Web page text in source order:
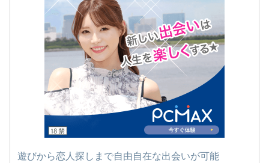
遊びから恋人探しまで自由自在な出会いが可能